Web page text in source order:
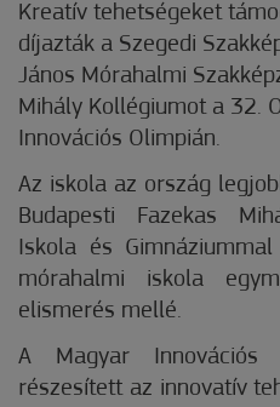
Kreatív tehetségeket
díjazták a Szegedi
János Mórahalmi
Mihály Kollégiumot a 32.
Innovációs Olimpián.
Az iskola az ország
Budapesti Fazekas
Iskola és
mórahalmi iskola
elismerés mellé.
A Magyar Innovációs
részesített az innovatív